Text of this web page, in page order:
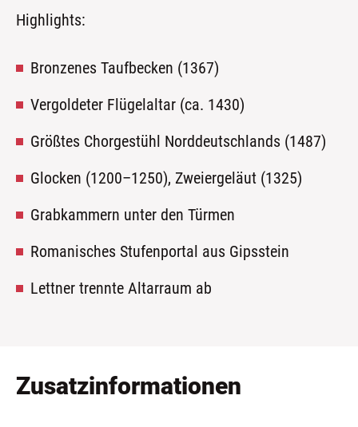
High­lights:
Bron­ze­nes Tauf­be­cken (1367)
Ver­gol­de­ter Flü­gel­al­tar (ca. 1430)
Größ­tes Chor­ge­stühl Nord­deutsch­lands (1487)
Glo­cken (1200–1250), Zwei­er­ge­läut (1325)
Grab­kam­mern unter den Türmen
Roma­ni­sches Stu­fen­por­tal aus Gipsstein
Lett­ner trenn­te Altar­raum ab
Zusatzinformationen